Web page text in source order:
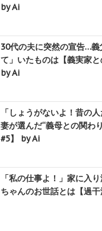
by Ai
30代の夫に突然の宣告…
て」いたものは【義実家と
by Ai
「しょうがないよ！昔の
妻が選んだ“義母との関わ
#5】 by Ai
「私の仕事よ！」家に入
ちゃんのお世話とは【過